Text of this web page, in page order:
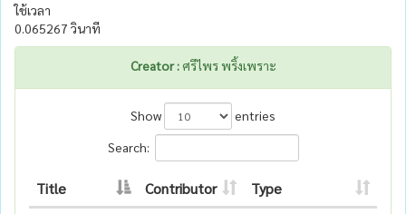
ใช้เวลา
0.065267 วินาที
Creator :ศรีไพร พริ้งเพราะ
Show
entries
Search:
Title Contributor
Type